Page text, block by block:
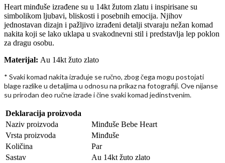
Heart minđuše izrađene su u 14kt žutom zlatu i inspirisane su
simbolikom ljubavi, bliskosti i posebnih emocija. Njihov
jednostavan dizajn i pažljivo izrađeni detalji stvaraju nežan komad
nakita koji se lako uklapa u svakodnevni stil i predstavlja lep poklon
za dragu osobu.
Materijal: Au 14kt žuto zlato
* Svaki komad nakita izrađuje se ručno, zbog čega mogu postojati
blage razlike u detaljima u odnosu na prikaz na fotografiji. Ove nijanse
su prirodan deo ručne izrade i čine svaki komad jedinstvenim.
Deklaracija proizvoda
Naziv proizvoda
Minđuše Bebe Heart
Vrsta proizvoda
Minđuše
Količina
Par
Sastav
Au 14kt žuto zlato